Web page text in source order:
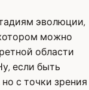
эволюции,
можно
области
если быть
с точки зрения